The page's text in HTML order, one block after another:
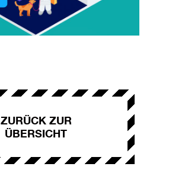
ZURÜCK ZUR
ÜBERSICHT